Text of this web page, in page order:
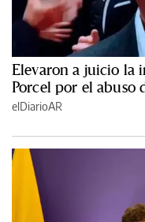
Elevaron a juicio la
Porcel por el abuso
elDiarioAR